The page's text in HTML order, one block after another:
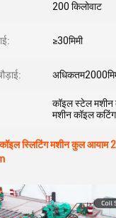
200 किलोवाट
≥30मिमी
कॉइल स्टेल मशीन
मशीन कॉइल
स्लिटिंग मशीन कुल